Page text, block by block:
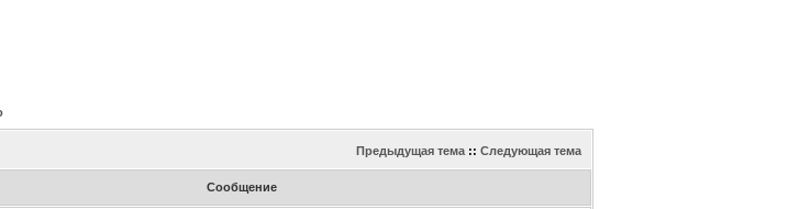
Предыдущая тема:: Следующая тема
Сообщение